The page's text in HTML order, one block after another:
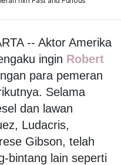
-- Aktor Amerika
ingin Robert
para pemeran
Selama
dan lawan
Ludacris,
Gibson, telah
bintang lain seperti